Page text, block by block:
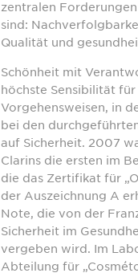
zentralen
sind:
Qualität und
Schönheit mit
höchste Sensibilität
Vorgehensweisen, in
bei den
auf Sicherheit. 2007
Clarins die ersten im
die das Zertifikat für
der Auszeichnung A
Note, die von der
Sicherheit im
vergeben wird. Im
Abteilung für